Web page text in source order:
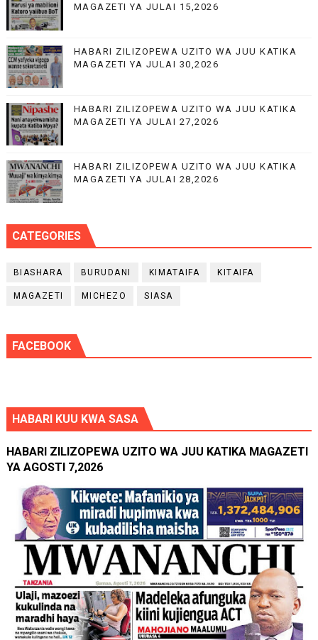
MAGAZETI YA JULAI 15,2026
HABARI ZILIZOPEWA UZITO WA JUU KATIKA
MAGAZETI YA JULAI 30,2026
HABARI ZILIZOPEWA UZITO WA JUU KATIKA
MAGAZETI YA JULAI 27,2026
HABARI ZILIZOPEWA UZITO WA JUU KATIKA
MAGAZETI YA JULAI 28,2026
CATEGORIES
BIASHARA BURUDANI KIMATAIFA KITAIFA
MAGAZETI MICHEZO SIASA
FACEBOOK
HABARI KUU KWA SASA
HABARI ZILIZOPEWA UZITO WA JUU KATIKA MAGAZETI
YA AGOSTI 7,2026